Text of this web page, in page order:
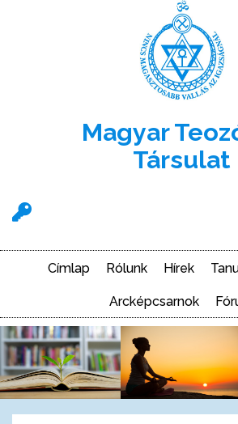
Felhasználói
Magyar
Társulat
Címlap Rólunk Hírek
Arcképcsarnok